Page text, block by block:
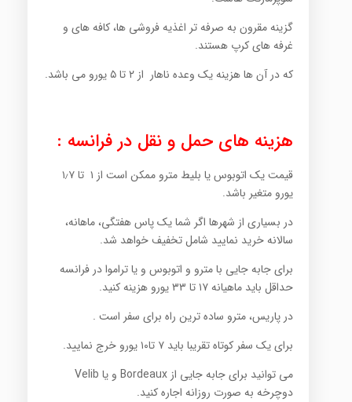
گزینه مقرون به صرفه تر اغذیه فروشی ها، کافه های و
غرفه های کرپ هستند.
که در آن ها هزینه یک وعده ناهار از ۲ تا ۵ یورو می باشد.
هزینه های حمل و نقل در فرانسه :
قیمت یک اتوبوس یا بلیط مترو ممکن است از ۱ تا ۱٫۷
یورو متغیر باشد.
در بسیاری از شهرها اگر شما یک پاس هفتگی، ماهانه،
سالانه خرید نمایید شامل تخفیف خواهد شد.
برای جابه جایی با مترو و اتوبوس و یا تراموا در فرانسه
حداقل باید ماهیانه ۱۷ تا ۳۳ یورو هزینه کنید.
در پاریس، مترو ساده ترین راه برای سفر است .
برای یک سفر کوتاه تقریبا باید ۷ تا۱۰ یورو خرج نمایید.
می توانید برای جابه جایی از Bordeaux و یا Velib
دوچرخه به صورت روزانه اجاره کنید.